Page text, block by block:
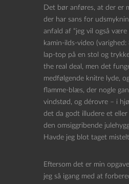
Det bør anføres, at der er
der har sans for
anfald af “jeg vil også
kamin-ilds-video
lap-top på en stol og
the real deal, men det
medfølgende knitre lyde,
flamme-blæs, der nogle
vindstød, og dérovre – i
det da godt illudere et
den omsiggribende
Havde jeg blot taget
Eftersom det er min
jeg så igang med at